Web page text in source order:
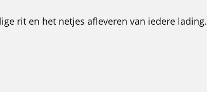
rit en het netjes afleveren van iedere lading.